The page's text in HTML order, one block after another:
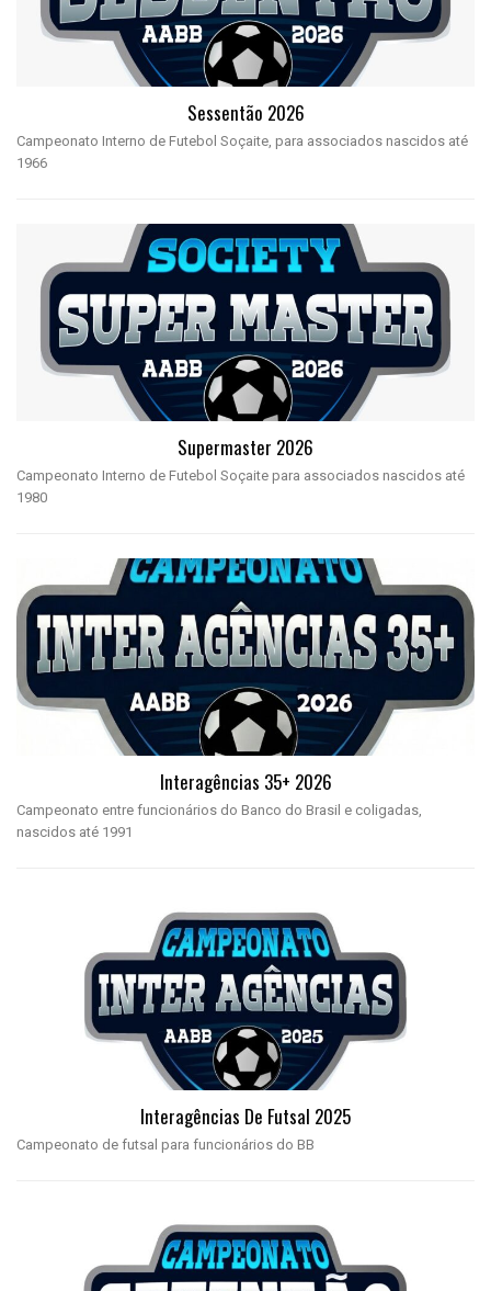
Sessentão 2026
Campeonato Interno de Futebol Soçaite, para associados nascidos até
1966
Supermaster 2026
Campeonato Interno de Futebol Soçaite para associados nascidos até
1980
Interagências 35+ 2026
Campeonato entre funcionários do Banco do Brasil e coligadas,
nascidos até 1991
Interagências De Futsal 2025
Campeonato de futsal para funcionários do BB